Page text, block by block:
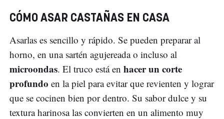
CÓMO ASAR CASTAÑAS EN CASA
Asarlas es sencillo y rápido. Se pueden preparar al
horno, en una sartén agujereada o incluso al
microondas. El truco está en hacer un corte
profundo en la piel para evitar que revienten y lograr
que se cocinen bien por dentro. Su sabor dulce y su
textura harinosa las convierten en un alimento muy